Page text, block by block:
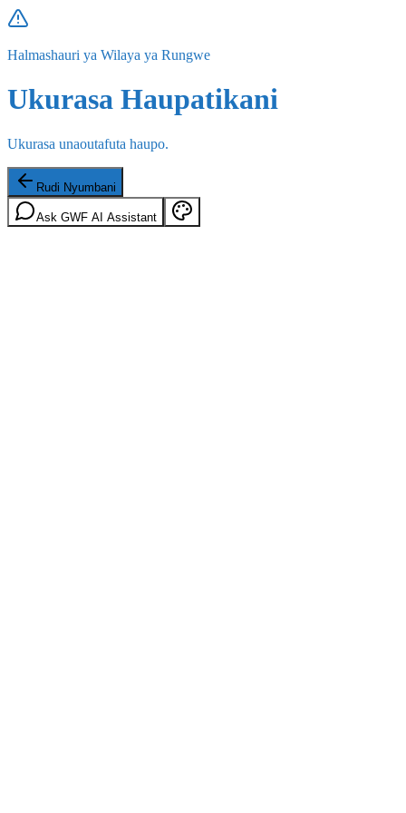
Halmashauri ya Wilaya ya Rungwe
Ukurasa Haupatikani
Ukurasa unaoutafuta haupo.
Rudi Nyumbani
Ask GWF AI Assistant